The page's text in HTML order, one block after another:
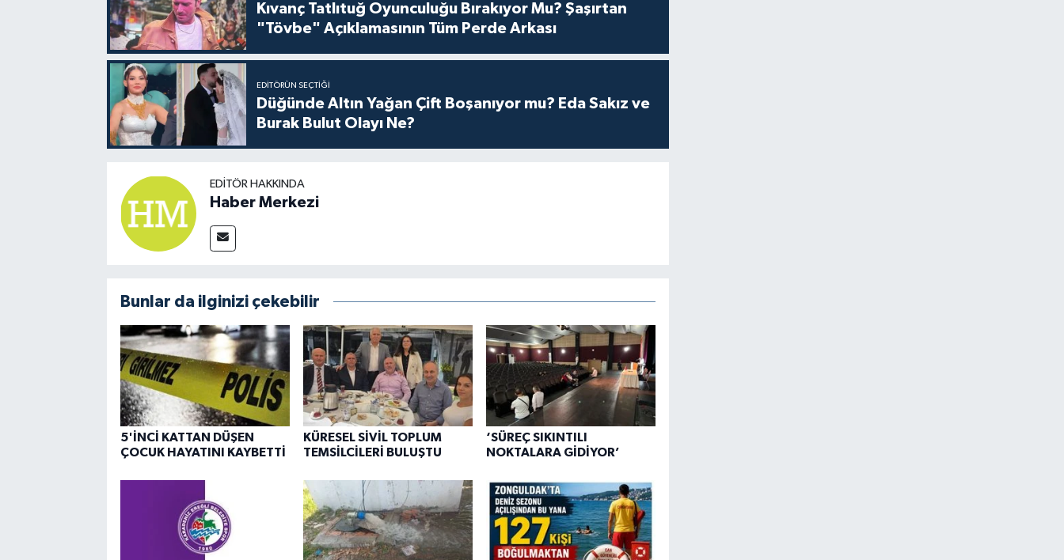
Kıvanç Tatlıtuğ Oyunculuğu Bırakıyor Mu? Şaşırtan
"Tövbe" Açıklamasının Tüm Perde Arkası
EDITÖRÜN SEÇTIĞI
Düğünde Altın Yağan Çift Boşanıyor mu? Eda Sakız ve
Burak Bulut Olayı Ne?
EDITÖR HAKKINDA
Haber Merkezi
Bunlar da ilginizi çekebilir
5'İNCİ KATTAN DÜŞEN
ÇOCUK HAYATINI KAYBETTİ
KÜRESEL SİVİL TOPLUM
TEMSİLCİLERİ BULUŞTU
‘SÜREÇ SIKINTILI
NOKTALARA GİDİYOR’